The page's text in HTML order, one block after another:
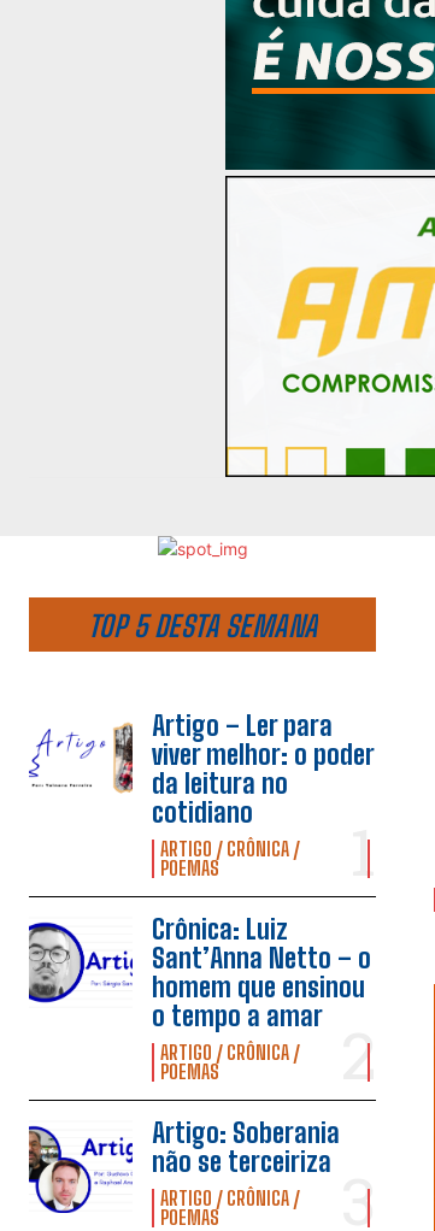
TOP 5 DESTA SEMANA
Artigo – Ler para
viver melhor: o poder
da leitura no
cotidiano
ARTIGO / CRÔNICA /
POEMAS
Crônica: Luiz
Sant’Anna Netto – o
homem que ensinou
o tempo a amar
ARTIGO / CRÔNICA /
POEMAS
Artigo: Soberania
não se terceiriza
ARTIGO / CRÔNICA /
POEMAS